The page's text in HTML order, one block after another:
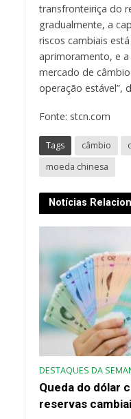
transfronteiriça do
gradualmente, a
riscos cambiais
aprimoramento, e a
mercado de
operação estável”,
Fonte: stcn.com
Tags câmbio
moeda chinesa
Notícias
DESTAQUES DA
Queda do dólar
reservas